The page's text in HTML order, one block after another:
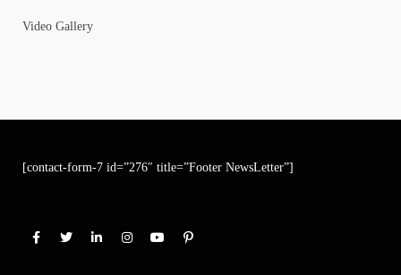
Video Gallery
[contact-form-7 id=”276″ title=”Footer NewsLetter”]